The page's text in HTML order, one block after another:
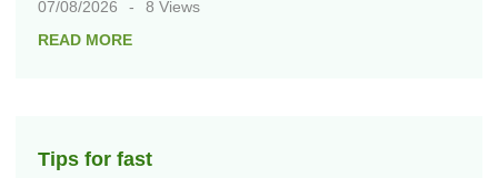
07/08/2026
8 Views
READ MORE
Tips for fast